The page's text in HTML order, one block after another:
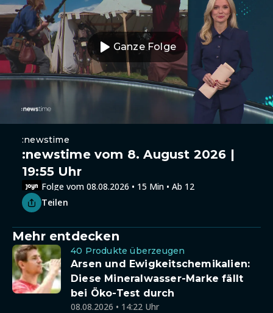
Ganze Folge
:newstime
:newstime vom 8. August 2026 |
19:55 Uhr
Folge vom 08.08.2026 • 15 Min • Ab 12
Teilen
Mehr entdecken
40 Produkte überzeugen
Arsen und Ewigkeitschemikalien:
Diese Mineralwasser-Marke fällt
bei Öko-Test durch
08.08.2026 • 14:22 Uhr